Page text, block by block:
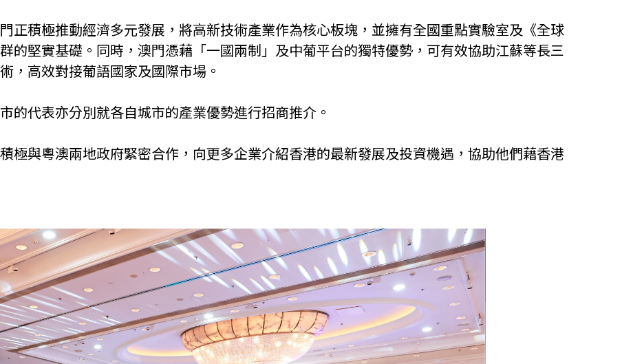
正積極推動經濟多元發展，將高新技術產業作為核心板塊，並擁有全國重點實驗室及《全球
的堅實基礎。同時，澳門憑藉「一國兩制」及中葡平台的獨特優勢，可有效協助江蘇等長三
，高效對接葡語國家及國際市場。
的代表亦分別就各自城市的產業優勢進行招商推介。
極與粵澳兩地政府緊密合作，向更多企業介紹香港的最新發展及投資機遇，協助他們藉香港